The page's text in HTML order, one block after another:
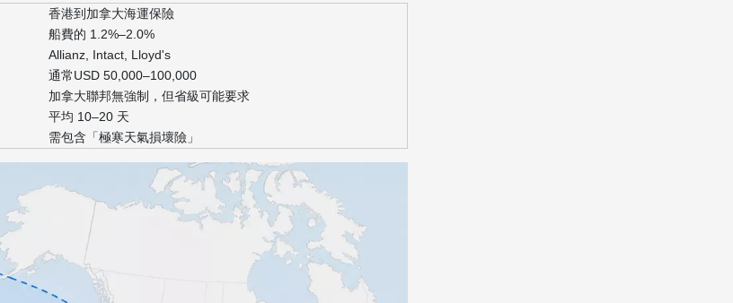
香港到加拿大海運保險
船費的 1.2%–2.0%
Allianz, Intact, Lloyd's
通常USD 50,000–100,000
加拿大聯邦無強制，但省級可能要求
平均 10–20 天
需包含「極寒天氣損壞險」